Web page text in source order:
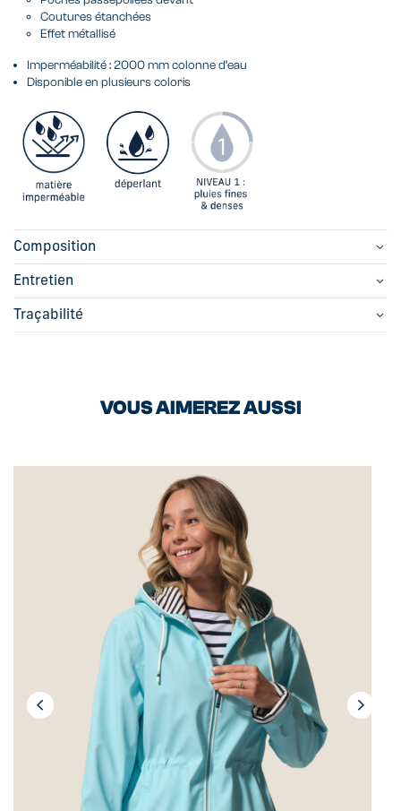
Coutures étanchées
Effet métallisé
Imperméabilité : 2000 mm colonne d’eau
Disponible en plusieurs coloris
Composition
Entretien
Traçabilité
VOUS AIMEREZ AUSSI